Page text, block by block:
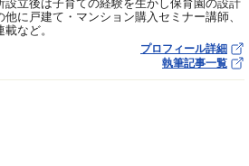
設立後は子育ての経験を生かし保育園の設計
他に戸建て・マンション購入セミナー講師、
など。
プロフィール詳細
執筆記事一覧